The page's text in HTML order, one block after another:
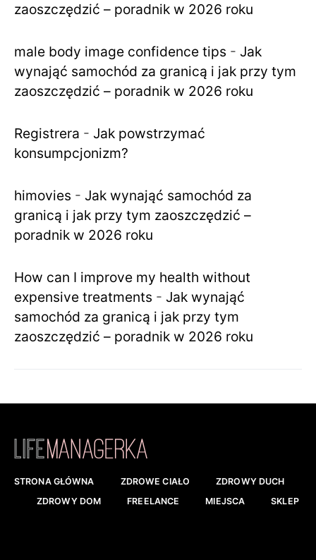
zaoszczędzić – poradnik w 2026 roku
male body image confidence tips - Jak
wynająć samochód za granicą i jak przy tym
zaoszczędzić – poradnik w 2026 roku
Registrera - Jak powstrzymać
konsumpcjonizm?
himovies - Jak wynająć samochód za
granicą i jak przy tym zaoszczędzić –
poradnik w 2026 roku
How can I improve my health without
expensive treatments - Jak wynająć
samochód za granicą i jak przy tym
zaoszczędzić – poradnik w 2026 roku
STRONA GŁÓWNA ZDROWE CIAŁO
ZDROWY DUCH
ZDROWY DOM
FREELANCE MIEJSCA SKLEP